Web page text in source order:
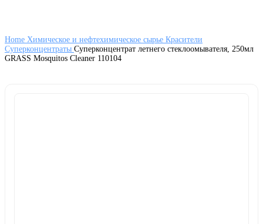
Home Химическое и нефтехимическое сырье Красители
Суперконцентраты Суперконцентрат летнего стеклоомывателя, 250мл
GRASS Mosquitos Cleaner 110104